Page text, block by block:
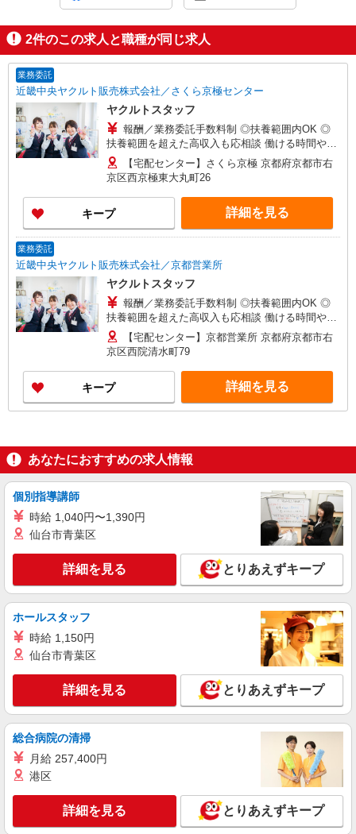
2件のこの求人と職種が同じ求人
業務委託
近畿中央ヤクルト販売株式会社／さくら京極センター
ヤクルトスタッフ
報酬／業務委託手数料制 ◎扶養範囲内OK ◎
扶養範囲を超えた高収入も応相談 働ける時間や環
境に合わせて最大限考慮します。 初めての方でも
お気軽にお問い合わせください！ ※収入補償／月
10万円※補償期間／12ヶ月間 ◆商品買取り・ノル
マなし！ ※研修期間／15日間／2000円／日 収入
保障期間：12か月
【宅配センター】さくら京極 京都府京都市右
京区西京極東大丸町26
キープ 詳細を見る
業務委託
近畿中央ヤクルト販売株式会社／京都営業所
ヤクルトスタッフ
報酬／業務委託手数料制 ◎扶養範囲内OK ◎
扶養範囲を超えた高収入も応相談 働ける時間や環
境に合わせて最大限考慮します。 初めての方でも
お気軽にお問い合わせください！ ※収入補償／月
10万円※補償期間／12ヶ月間 ◆商品買取り・ノル
マなし！ ※研修期間／15日間／2000円／日 収入
保障期間：12か月
【宅配センター】京都営業所 京都府京都市右
京区西院清水町79
キープ 詳細を見る
あなたにおすすめの求人情報
個別指導講師
時給 1,040円〜1,390円
仙台市青葉区
詳細を見る とりあえずキープ
ホールスタッフ
時給 1,150円
仙台市青葉区
詳細を見る とりあえずキープ
総合病院の清掃
月給 257,400円
港区
詳細を見る とりあえずキープ